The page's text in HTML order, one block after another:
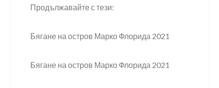
Продължавайте с тези:
Бягане на остров Марко Флорида 2021
Бягане на остров Марко Флорида 2021